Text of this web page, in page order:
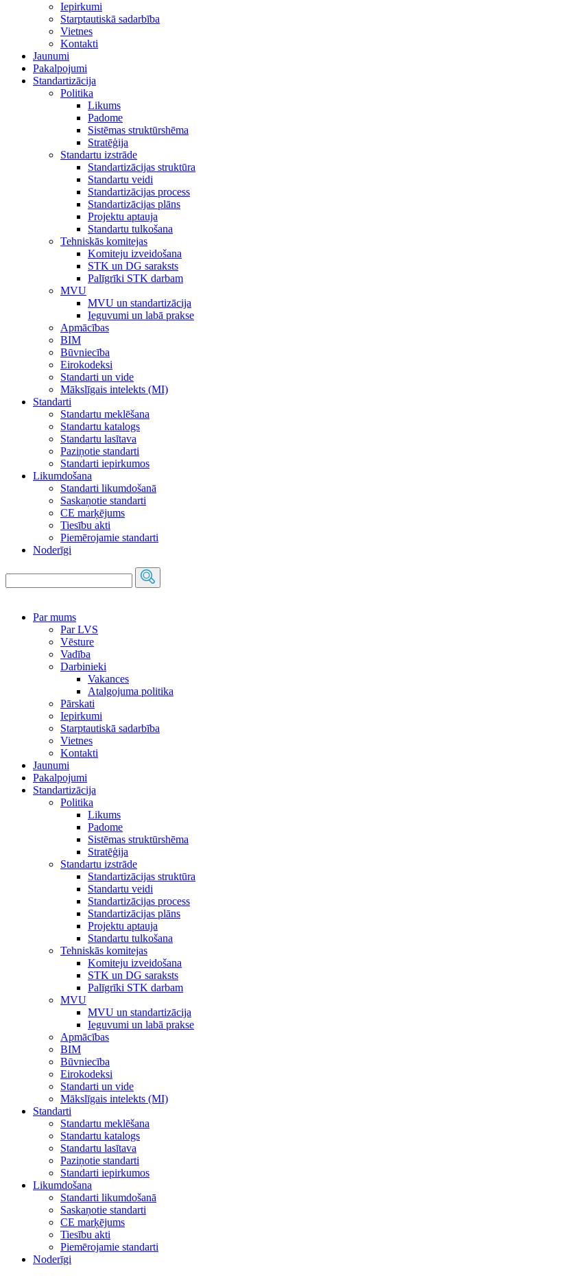
Iepirkumi
Starptautiskā sadarbība
Vietnes
Kontakti
Jaunumi
Pakalpojumi
Standartizācija
Politika
Likums
Padome
Sistēmas struktūrshēma
Stratēģija
Standartu izstrāde
Standartizācijas struktūra
Standartu veidi
Standartizācijas process
Standartizācijas plāns
Projektu aptauja
Standartu tulkošana
Tehniskās komitejas
Komiteju izveidošana
STK un DG saraksts
Palīgrīki STK darbam
MVU
MVU un standartizācija
Ieguvumi un labā prakse
Apmācības
BIM
Būvniecība
Eirokodeksi
Standarti un vide
Mākslīgais intelekts (MI)
Standarti
Standartu meklēšana
Standartu katalogs
Standartu lasītava
Paziņotie standarti
Standarti iepirkumos
Likumdošana
Standarti likumdošanā
Saskaņotie standarti
CE marķējums
Tiesību akti
Piemērojamie standarti
Noderīgi
Par mums
Par LVS
Vēsture
Vadība
Darbinieki
Vakances
Atalgojuma politika
Pārskati
Iepirkumi
Starptautiskā sadarbība
Vietnes
Kontakti
Jaunumi
Pakalpojumi
Standartizācija
Politika
Likums
Padome
Sistēmas struktūrshēma
Stratēģija
Standartu izstrāde
Standartizācijas struktūra
Standartu veidi
Standartizācijas process
Standartizācijas plāns
Projektu aptauja
Standartu tulkošana
Tehniskās komitejas
Komiteju izveidošana
STK un DG saraksts
Palīgrīki STK darbam
MVU
MVU un standartizācija
Ieguvumi un labā prakse
Apmācības
BIM
Būvniecība
Eirokodeksi
Standarti un vide
Mākslīgais intelekts (MI)
Standarti
Standartu meklēšana
Standartu katalogs
Standartu lasītava
Paziņotie standarti
Standarti iepirkumos
Likumdošana
Standarti likumdošanā
Saskaņotie standarti
CE marķējums
Tiesību akti
Piemērojamie standarti
Noderīgi